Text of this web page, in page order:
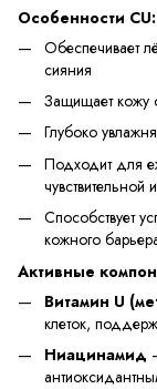
Особенности
Обеспечивает
сияния
Защищает кожу
Глубоко
Подходит для
Способствует
кожного
Активные
Витамин U
клеток,
Ниацинамид